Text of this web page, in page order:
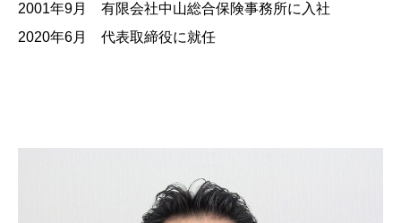
2001年9月 有限会社中山総合保険事務所に入社
2020年6月 代表取締役に就任